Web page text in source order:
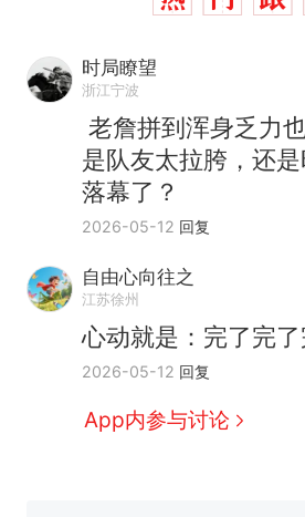
时局瞭望
浙江宁波
老詹拼到浑身乏力
是队友太拉胯，还
落幕了？
2026-05-12 回复
自由心向往之
江苏徐州
2026-05-12 回复
App内参与讨论
热 那个在床头
因老师一句“跟
人生 搬家报价
交5060元才肯
眼了……
佛山一中学招
试前13名均遭
已叫停招聘，
核查
笔试第一被第